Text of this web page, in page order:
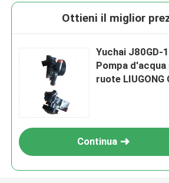
Ottieni il miglior
Yuchai J80GD-
Pompa
ruote LIUGONG
Continua